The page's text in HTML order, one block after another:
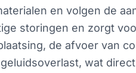
en volgen de
storingen en zorgt
de afvoer van
wat